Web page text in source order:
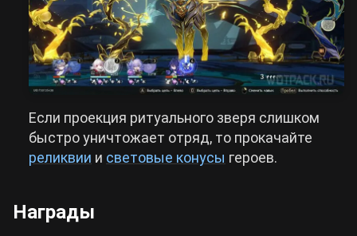
Если проекция ритуального зверя слишком
быстро уничтожает отряд, то прокачайте
реликвии и световые конусы героев.
Награды